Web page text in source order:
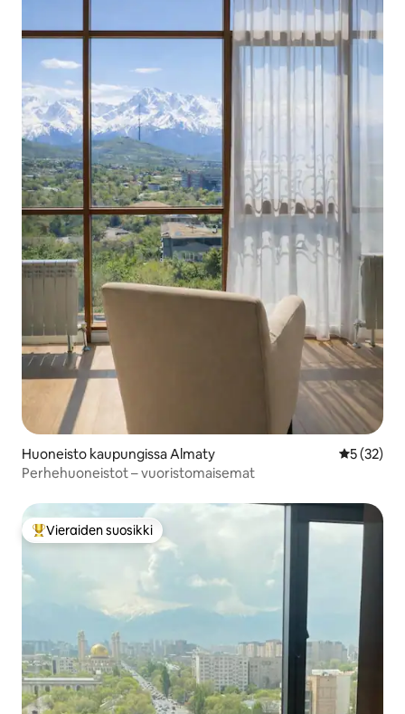
Huoneisto kaupungissa Almaty
5 (32)
Perhehuoneistot – vuoristomaisemat
Vieraiden suosikkien parhaimmistoa
Vieraiden suosikki